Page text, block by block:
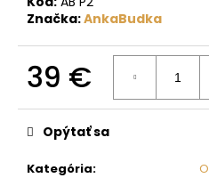
Značka:AnkaBudka
39 €
cena:
Kategória:
Opýtať sa
a
m
e